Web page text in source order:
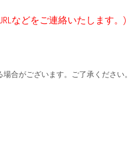
などをご連絡いたします。)
合がございます。ご了承ください。